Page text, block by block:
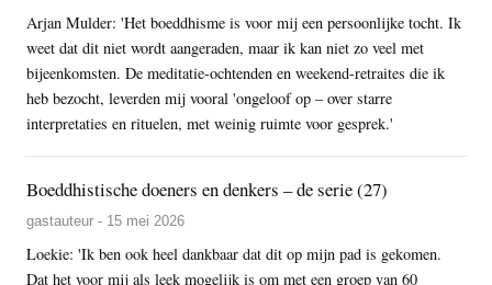
Arjan Mulder: 'Het boeddhisme is voor mij een persoonlijke tocht. Ik
weet dat dit niet wordt aangeraden, maar ik kan niet zo veel met
bijeenkomsten. De meditatie-ochtenden en weekend-retraites die ik
heb bezocht, leverden mij vooral 'ongeloof op – over starre
interpretaties en rituelen, met weinig ruimte voor gesprek.'
Boeddhistische doeners en denkers – de serie (27)
gastauteur - 15 mei 2026
Loekie: 'Ik ben ook heel dankbaar dat dit op mijn pad is gekomen.
Dat het voor mij als leek mogelijk is om met een groep van 60